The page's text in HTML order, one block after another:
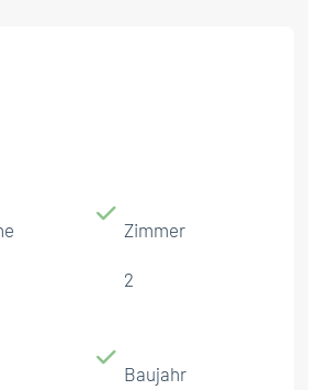
Zimmer
2
Baujahr